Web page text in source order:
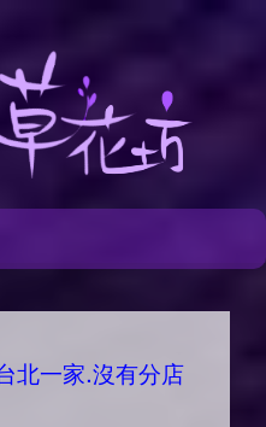
北一家.沒有分店